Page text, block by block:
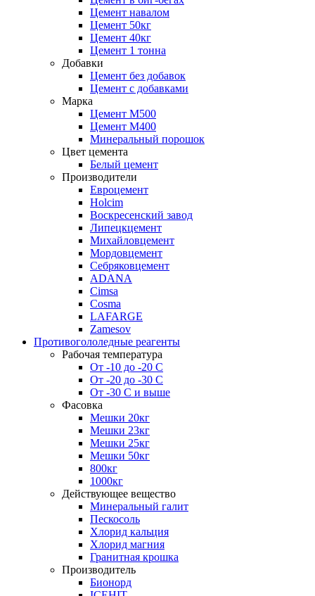
Цемент навалом
Цемент 50кг
Цемент 40кг
Цемент 1 тонна
Добавки
Цемент без добавок
Цемент с добавками
Марка
Цемент М500
Цемент М400
Минеральный порошок
Цвет цемента
Белый цемент
Производители
Евроцемент
Holcim
Воскресенский завод
Липецкцемент
Михайловцемент
Мордовцемент
Себряковцемент
ADANA
Cimsa
Cosma
LAFARGE
Zamesov
Противогололедные реагенты
Рабочая температура
От -10 до -20 С
От -20 до -30 С
От -30 С и выше
Фасовка
Мешки 20кг
Мешки 23кг
Мешки 25кг
Мешки 50кг
800кг
1000кг
Действующее вещество
Минеральный галит
Пескосоль
Хлорид кальция
Хлорид магния
Гранитная крошка
Производитель
Бионорд